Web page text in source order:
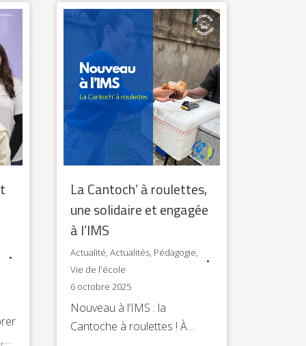
La Cantoch’ à roulettes,
une solidaire et engagée
à l’IMS
Actualité, Actualités, Pédagogie,
Vie de l'école
6 octobre 2025
Nouveau à l’IMS : la
Cantoche à roulettes ! À…